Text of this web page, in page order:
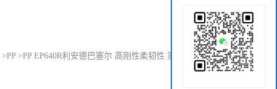
>PP >PP EP640R利安德巴塞尔 高刚性柔韧性 家用器具薄壁包装